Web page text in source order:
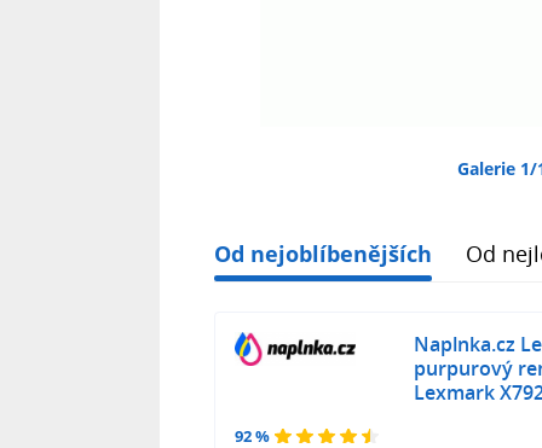
Galerie 1/
Od nejoblíbenějších Od
92 %
Naplnka.cz
purpurový
Lexmark